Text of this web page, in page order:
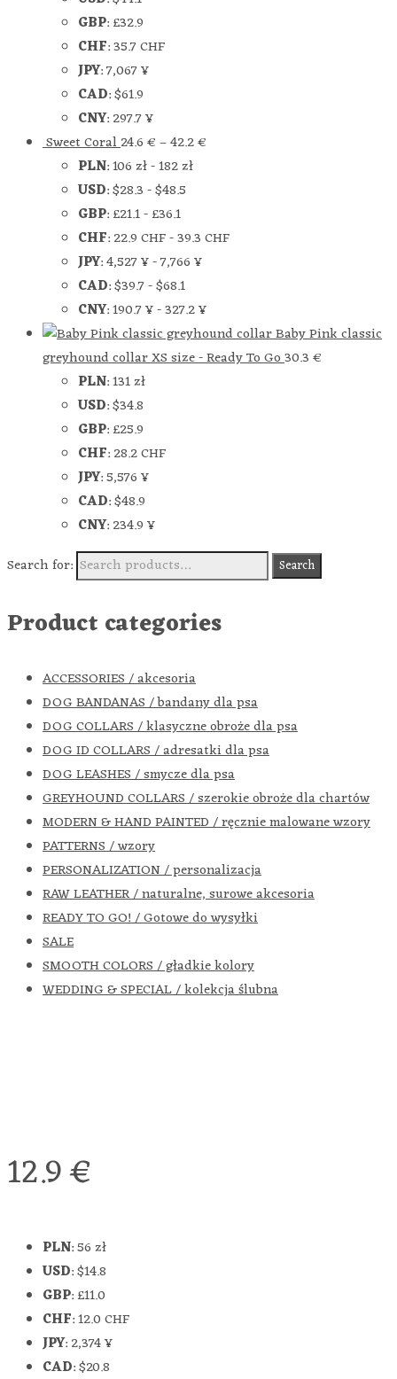
GBP:£32.9
CHF:35.7 CHF
JPY:7,067 ¥
CAD:$61.9
CNY:297.7 ¥
Sweet Coral24.6€–42.2€
PLN:106 zł-182 zł
USD:$28.3-$48.5
GBP:£21.1-£36.1
CHF:22.9 CHF-39.3 CHF
JPY:4,527 ¥-7,766 ¥
CAD:$39.7-$68.1
CNY:190.7 ¥-327.2 ¥
Baby Pink classic
greyhound collar XS size - Ready To Go30.3€
PLN:131 zł
USD:$34.8
GBP:£25.9
CHF:28.2 CHF
JPY:5,576 ¥
CAD:$48.9
CNY:234.9 ¥
Search for:
Search
Product categories
ACCESSORIES / akcesoria
DOG BANDANAS / bandany dla psa
DOG COLLARS / klasyczne obroże dla psa
DOG ID COLLARS / adresatki dla psa
DOG LEASHES / smycze dla psa
GREYHOUND COLLARS / szerokie obroże dla chartów
MODERN & HAND PAINTED / ręcznie malowane wzory
PATTERNS / wzory
PERSONALIZATION / personalizacja
RAW LEATHER / naturalne, surowe akcesoria
READY TO GO! / Gotowe do wysyłki
SALE
SMOOTH COLORS / gładkie kolory
WEDDING & SPECIAL / kolekcja ślubna
12.9€
PLN:56 zł
USD:$14.8
GBP:£11.0
CHF:12.0 CHF
JPY:2,374 ¥
CAD:$20.8